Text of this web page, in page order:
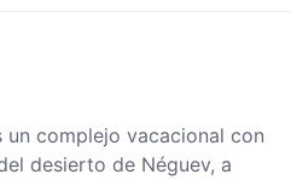
un complejo vacacional con
desierto de Néguev, a